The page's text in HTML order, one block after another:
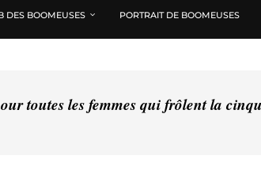
DES BOOMEUSES PORTRAIT DE BOOMEUSES
toutes les femmes qui frôlent la